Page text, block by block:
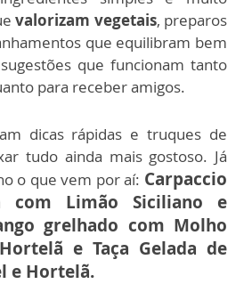
valorizam vegetais, preparos
que equilibram bem
que funcionam tanto
para receber amigos.
dicas rápidas e truques de
tudo ainda mais gostoso. Já
o que vem por aí: Carpaccio
com Limão Siciliano e
grelhado com Molho
e Taça Gelada de
e Hortelã.